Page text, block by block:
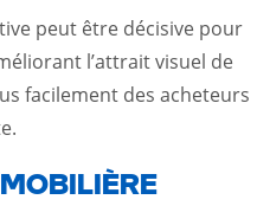
peut être décisive pour
l’attrait visuel de
facilement des acheteurs